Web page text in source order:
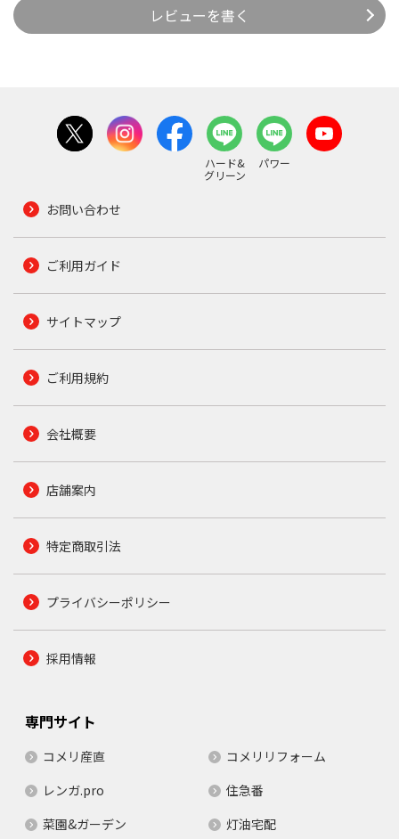
レビューを書く
ハード&
グリーン
パワー
お問い合わせ
ご利用ガイド
サイトマップ
ご利用規約
会社概要
店舗案内
特定商取引法
プライバシーポリシー
採用情報
専門サイト
コメリ産直
コメリリフォーム
レンガ.pro
住急番
菜園&ガーデン
灯油宅配